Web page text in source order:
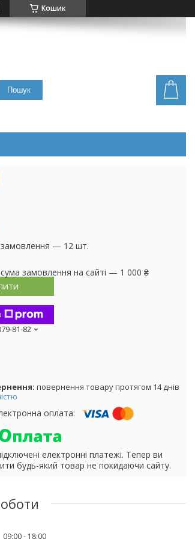
Кошик
Пошук
замовлення — 12 шт.
замовлення на сайті — 1 000 ₴
81-82
повернення товару протягом 14 днів
електронні платежі. Тепер ви
будь-який товар не покидаючи сайту.
09:00 18:00